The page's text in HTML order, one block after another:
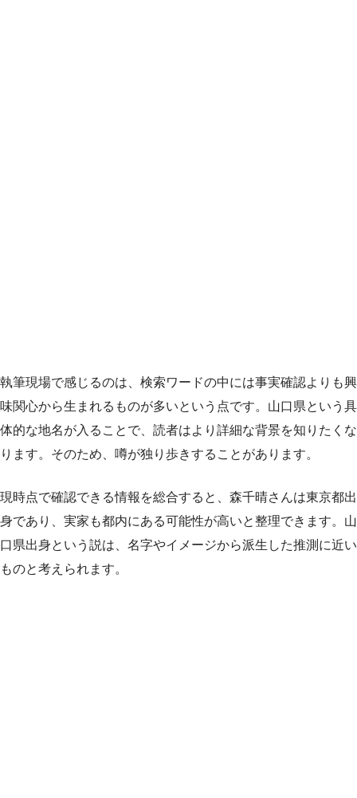
執筆現場で感じるのは、検索ワードの中には事実確認よりも興
味関心から生まれるものが多いという点です。山口県という具
体的な地名が入ることで、読者はより詳細な背景を知りたくな
ります。そのため、噂が独り歩きすることがあります。
現時点で確認できる情報を総合すると、森千晴さんは東京都出
身であり、実家も都内にある可能性が高いと整理できます。山
口県出身という説は、名字やイメージから派生した推測に近い
ものと考えられます。